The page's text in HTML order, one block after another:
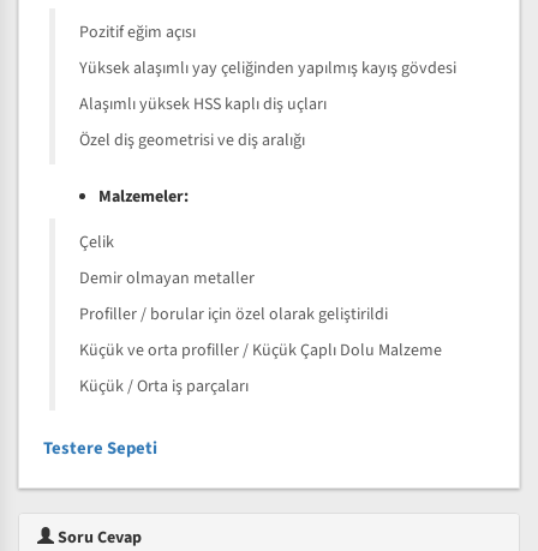
Pozitif eğim açısı
Yüksek alaşımlı yay çeliğinden yapılmış kayış gövdesi
Alaşımlı yüksek HSS kaplı diş uçları
Özel diş geometrisi ve diş aralığı
Malzemeler:
Çelik
Demir olmayan metaller
Profiller / borular için özel olarak geliştirildi
Küçük ve orta profiller / Küçük Çaplı Dolu Malzeme
Küçük / Orta iş parçaları
Testere Sepeti
Soru Cevap